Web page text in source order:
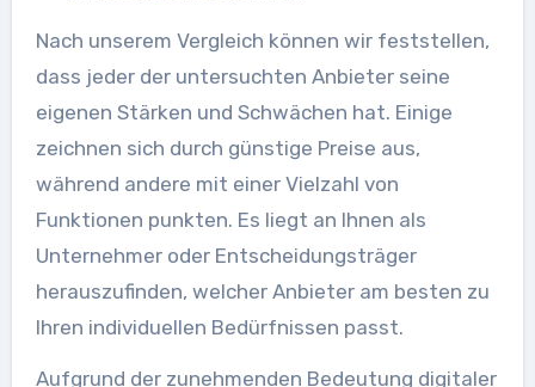
Nach unserem Vergleich können wir feststellen,
dass jeder der untersuchten Anbieter seine
eigenen Stärken und Schwächen hat. Einige
zeichnen sich durch günstige Preise aus,
während andere mit einer Vielzahl von
Funktionen punkten. Es liegt an Ihnen als
Unternehmer oder Entscheidungsträger
herauszufinden, welcher Anbieter am besten zu
Ihren individuellen Bedürfnissen passt.
Aufgrund der zunehmenden Bedeutung digitaler